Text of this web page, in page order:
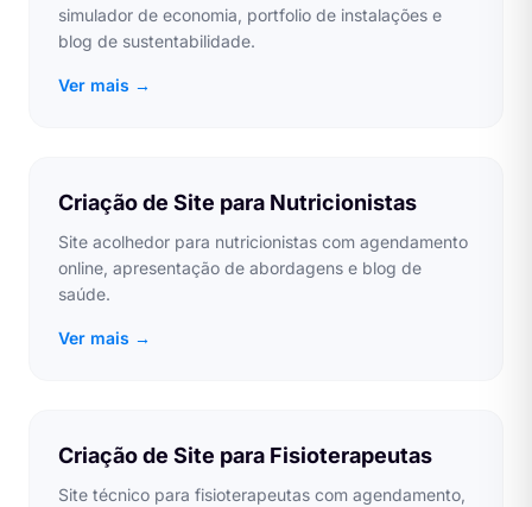
simulador de economia, portfolio de instalações e
blog de sustentabilidade.
Ver mais →
Criação de Site para Nutricionistas
Site acolhedor para nutricionistas com agendamento
online, apresentação de abordagens e blog de
saúde.
Ver mais →
Criação de Site para Fisioterapeutas
Site técnico para fisioterapeutas com agendamento,